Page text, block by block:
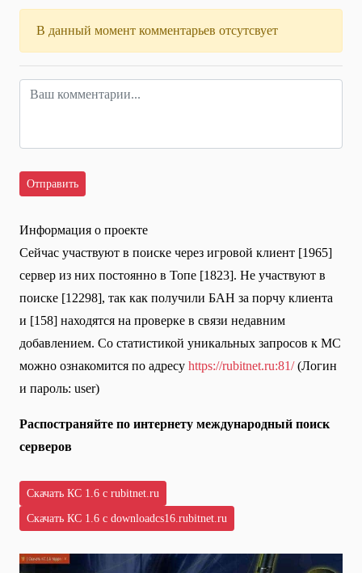
В данный момент комментарьев отсутсвует
Информация о проекте
Сейчас участвуют в поиске через игровой клиент [1965]
сервер из них постоянно в Топе [1823]. Не участвуют в
поиске [12298], так как получили БАН за порчу клиента
и [158] находятся на проверке в связи недавним
добавлением. Со статистикой уникальных запросов к МС
можно ознакомится по адресу https://rubitnet.ru:81/(Логин
и пароль: user)
Распостраняйте по интернету международный поиск
серверов
Скачать КС 1.6 с rubitnet.ru
Скачать КС 1.6 с downloadcs16.rubitnet.ru